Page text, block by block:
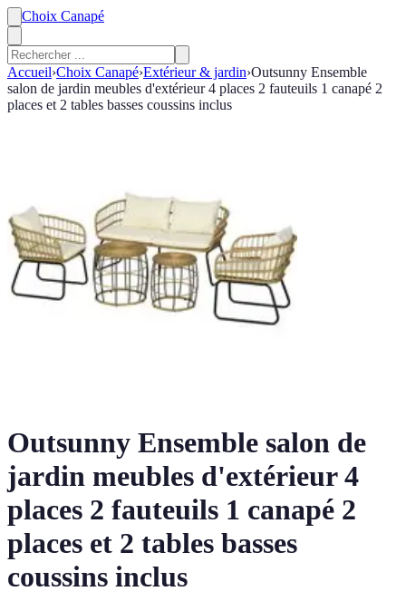
Choix Canapé
Accueil›Choix Canapé›Extérieur & jardin›Outsunny Ensemble
salon de jardin meubles d'extérieur 4 places 2 fauteuils 1 canapé 2
places et 2 tables basses coussins inclus
Outsunny Ensemble salon de
jardin meubles d'extérieur 4
places 2 fauteuils 1 canapé 2
places et 2 tables basses
coussins inclus